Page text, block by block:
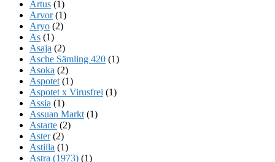
Artus (1)
Arvor(1)
Aryo (2)
As (1)
Asaja (2)
Asche Sämling 420 (1)
Asoka (2)
Aspotet (1)
Aspotet x Virusfrei (1)
Assia (1)
Assuan Markt (1)
Astarte (2)
Aster(2)
Astilla (1)
Astra (1973) (1)